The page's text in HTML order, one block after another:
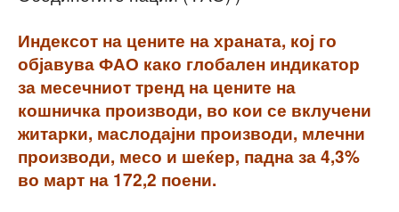
Индексот на цените на храната, кој го
објавува ФАО како глобален индикатор
за месечниот тренд на цените на
кошничка производи, во кои се вклучени
житарки, маслодајни производи, млечни
производи, месо и шеќер, падна за 4,3%
во март на 172,2 поени.